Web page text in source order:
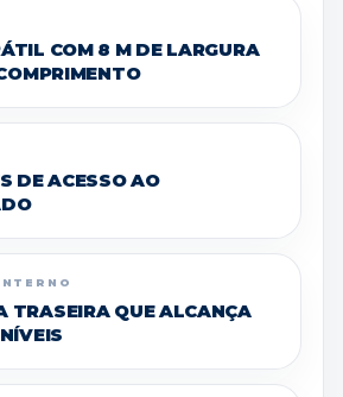
COM 8 M DE LARGURA
DE ACESSO AO
TRASEIRA QUE ALCANÇA